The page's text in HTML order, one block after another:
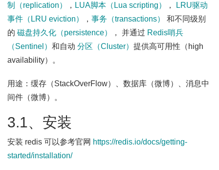
制（replication）
， LUA脚本（Lua scripting） ，
LRU驱动
事件（LRU eviction）
， 事务（transactions）
和不同级别
的 磁盘持久化（persistence） ， 并通过 Redis哨兵
（Sentinel） 和自动 分区（Cluster） 提供高可用性（high
availability）。
用途：缓存（StackOverFlow）、数据库（微博）、消息中
间件（微博）。
3.1、安装
安装 redis 可以参考官网 https://redis.io/docs/getting-
started/installation/